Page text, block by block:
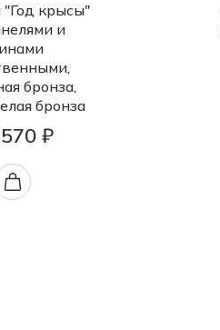
"Год крысы"
и
бронза,
бронза
₽